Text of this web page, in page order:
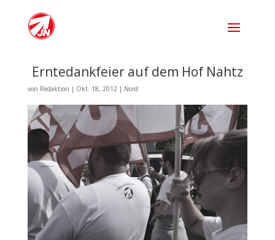
Erntedankfeier auf dem Hof Nahtz
von Redaktion | Okt. 18, 2012| Nord